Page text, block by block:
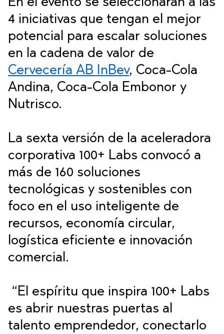
4 iniciativas que tengan el mejor
potencial para escalar soluciones
en la cadena de valor de
Cervecería AB InBev, Coca-Cola
Andina, Coca-Cola Embonor y
Nutrisco.
La sexta versión de la aceleradora
corporativa 100+ Labs convocó a
más de 160 soluciones
tecnológicas y sostenibles con
foco en el uso inteligente de
recursos, economía circular,
logística eficiente e innovación
comercial.
“El espíritu que inspira 100+ Labs
es abrir nuestras puertas al
talento emprendedor, conectarlo